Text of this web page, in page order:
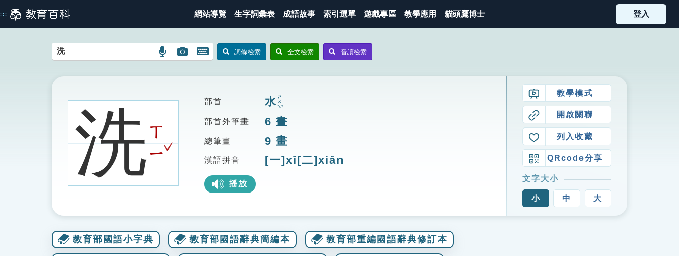
到
主
::: 網站導覽 生字詞彙表 成語故事 索引選單 遊戲專區 教學應用 貓頭鷹博士 登入
:::
語
搜
圖
圖
搜
開
鍵
圖
詞條檢索 全文檢索 音讀檢索
洗ㄒ
ㄧ
ˇ
部首 水ㄕㄨㄟˇ
部首外筆畫 6 畫
總筆畫 9 畫
漢語拼音 [一]xǐ[二]xiǎn
播放
教學模式
開啟關聯
列入收藏
QRcode分享
文字大小
小 中 大
教育部國語小字典 教育部國語辭典簡編本 教育部重編國語辭典修訂本